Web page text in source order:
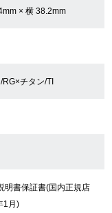
望の方
× 横 38.2mm
RG×チタン/TI
明書保証書(国内正規店
1月)